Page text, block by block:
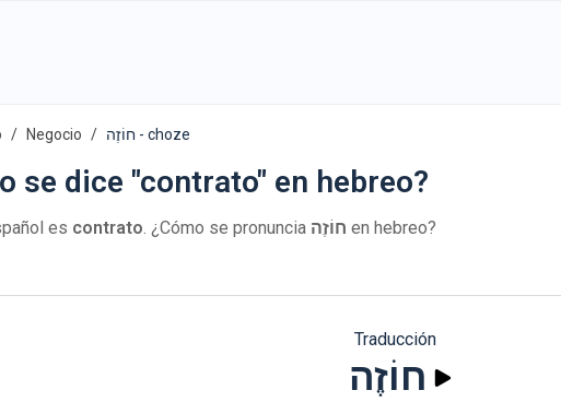
Negocio חוֹזֶה - choze
se dice "contrato" en hebreo?
es contrato. ¿Cómo se pronuncia חוֹזֶה en hebreo?
Traducción
חוֹזֶה